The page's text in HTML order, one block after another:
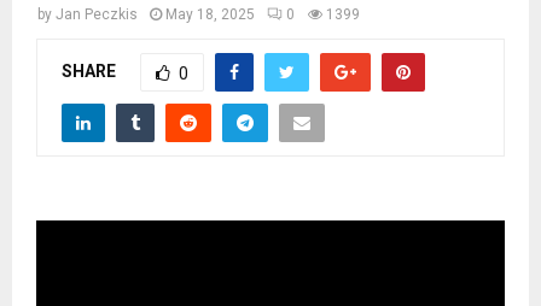
by Jan Peczkis May 18, 2025 0 1399
SHARE 0